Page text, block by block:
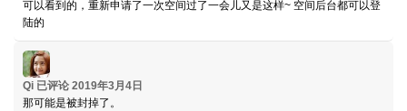
可以看到的，重新申请了一次空间过了一会儿又是这样~ 空间后台都可以登
陆的
Qi 已评论 2019年3月4日
那可能是被封掉了。